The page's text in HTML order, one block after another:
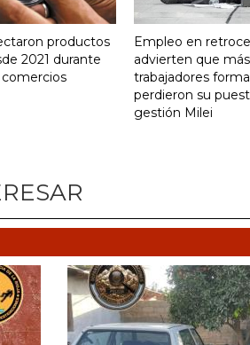
productos
2021 durante
Empleo en
advierten que
trabajadores
perdieron su
gestión Milei